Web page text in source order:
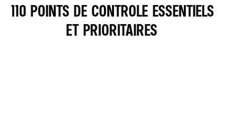
110 POINTS DE CONTROLE ESSENTIELS
ET PRIORITAIRES